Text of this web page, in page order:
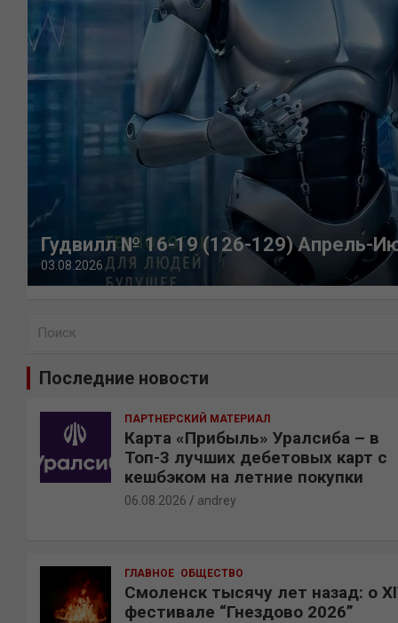
Гудвилл № 16-19 (126-129) Апрель-
03.08.2026
Последние новости
ПАРТНЕРСКИЙ МАТЕРИАЛ
Карта «Прибыль» Уралсиба – в
Топ-3 лучших дебетовых карт с
кешбэком на летние покупки
06.08.2026 andrey
ГЛАВНОЕ ОБЩЕСТВО
Смоленск тысячу лет назад: о
фестивале “Гнездово 2026”